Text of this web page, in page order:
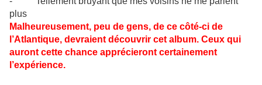
plus
Malheureusement, peu de gens, de ce côté-ci de
l’Atlantique, devraient découvrir cet album. Ceux qui
auront cette chance apprécieront certainement
l’expérience.